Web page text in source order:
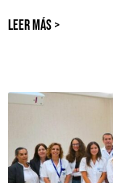
LEER MÁS >